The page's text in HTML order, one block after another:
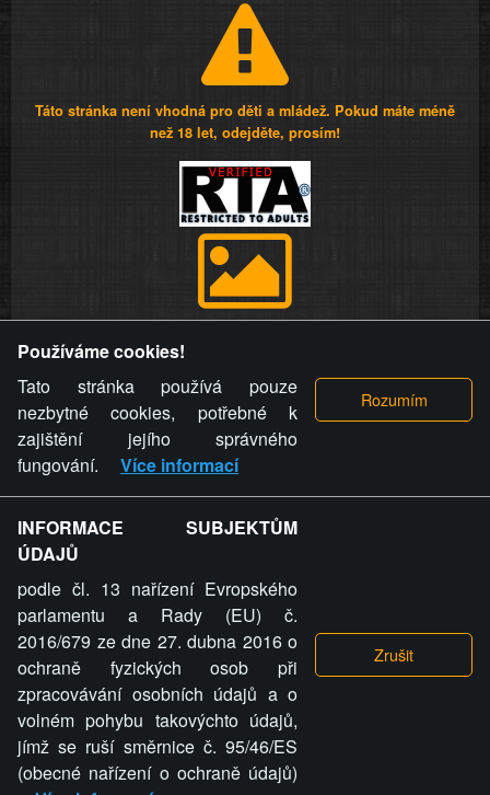
Táto stránka není vhodná pro děti a mládež. Pokud máte méně
než 18 let, odejděte, prosím!
videa a komentáře. Osoba, které se toto opatření provozovatele
stránky týče, ani osoba, která umístila fotografii nebo video na
stránku, nemůže z důvodu odstranění fotografie, videa nebo
komentáře pro výše uvedenou okolnost uplatnit vůči
provozovateli stránky žádný nárok na náhradu škody nebo
nemajetkové újmy.
ZVRÁCENÝ.CZ - Svět není zvrácenej. To jen
ty lidi...
ZVRÁCENÝ.CZ
PRAVIDLA A PODMÍNKY GDPR
Používáme cookies!
Tato stránka používá pouze
nezbytné cookies, potřebné k
zajištění jejího správného
fungování.
Více informací
INFORMACE SUBJEKTŮM
ÚDAJŮ
podle čl. 13 nařízení Evropského
parlamentu a Rady (EU) č.
2016/679 ze dne 27. dubna 2016 o
ochraně fyzických osob při
zpracovávání osobních údajů a o
volném pohybu takovýchto údajů,
jímž se ruší směrnice č. 95/46/ES
(obecné nařízení o ochraně údajů)